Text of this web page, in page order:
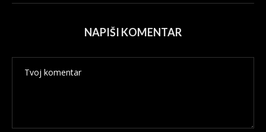
NAPIŠI KOMENTAR